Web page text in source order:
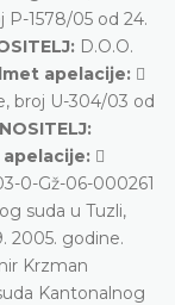
P-1578/05 od 24.
D.O.O.
apelacije: 
broj U-304/03 od

0-Gž-06-000261
suda u Tuzli,
2005. godine.
Krzman
Kantonalnog